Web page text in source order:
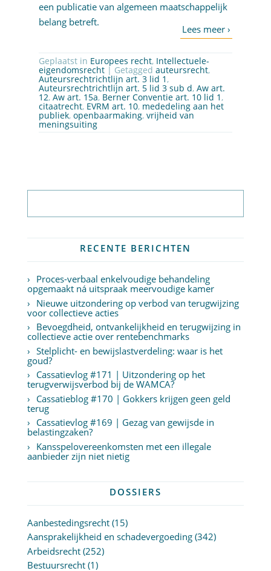
een publicatie van algemeen maatschappelijk
belang betreft.
Geplaatst in Europees recht, Intellectuele-
eigendomsrecht | Getagged auteursrecht,
Auteursrechtrichtlijn art. 3 lid 1 ,
Auteursrechtrichtlijn art. 5 lid 3 sub d, Aw art.
12, Aw art. 15a, Berner Conventie art. 10 lid 1 ,
citaatrecht, EVRM art. 10, mededeling aan het
publiek, openbaarmaking, vrijheid van
meningsuiting
RECENTE BERICHTEN
Proces-verbaal enkelvoudige behandeling
opgemaakt ná uitspraak meervoudige kamer
Nieuwe uitzondering op verbod van terugwijzing
voor collectieve acties
Bevoegdheid, ontvankelijkheid en terugwijzing in
collectieve actie over rentebenchmarks
Stelplicht- en bewijslastverdeling: waar is het
goud?
Cassatievlog #171 | Uitzondering op het
terugverwijsverbod bij de WAMCA?
Cassatieblog #170 | Gokkers krijgen geen geld
terug
Cassatievlog #169 | Gezag van gewijsde in
belastingzaken?
Kansspelovereenkomsten met een illegale
aanbieder zijn niet nietig
DOSSIERS
Aanbestedingsrecht(15)
Aansprakelijkheid en schadevergoeding(342)
Arbeidsrecht(252)
Bestuursrecht(1)